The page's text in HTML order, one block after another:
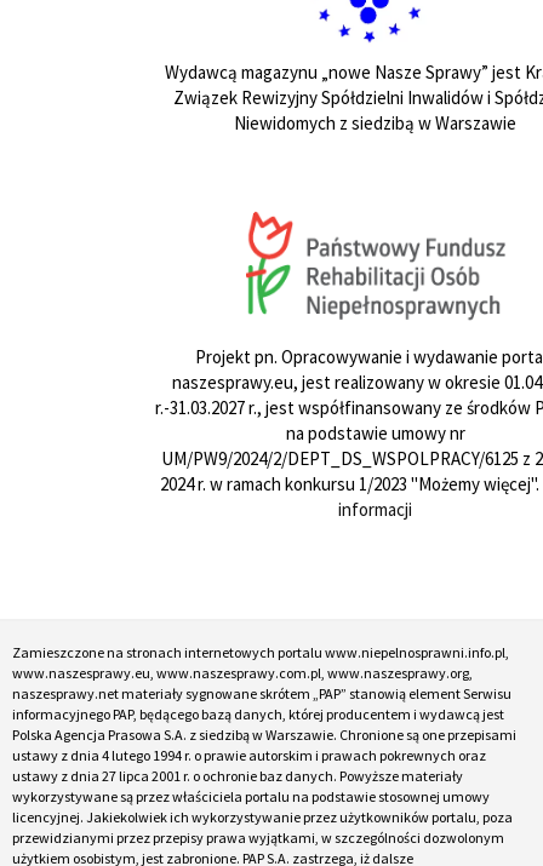
Wydawcą magazynu „nowe Nasze Sprawy” jest
Związek Rewizyjny Spółdzielni Inwalidów i
Niewidomych z siedzibą w Warszawie
Projekt pn. Opracowywanie i wydawanie
naszesprawy.eu, jest realizowany w okresie
r.-31.03.2027 r., jest współfinansowany ze środków
na podstawie umowy nr
UM/PW9/2024/2/DEPT_DS_WSPOLPRACY/6125 z
2024 r. w ramach konkursu 1/2023 "Możemy więcej".
informacji
Zamieszczone na stronach internetowych portalu www.niepelnosprawni.info.pl,
www.naszesprawy.eu, www.naszesprawy.com.pl, www.naszesprawy.org,
naszesprawy.net materiały sygnowane skrótem „PAP” stanowią element Serwisu
informacyjnego PAP, będącego bazą danych, której producentem i wydawcą jest
Polska Agencja Prasowa S.A. z siedzibą w Warszawie. Chronione są one przepisami
ustawy z dnia 4 lutego 1994 r. o prawie autorskim i prawach pokrewnych oraz
ustawy z dnia 27 lipca 2001 r. o ochronie baz danych. Powyższe materiały
wykorzystywane są przez właściciela portalu na podstawie stosownej umowy
licencyjnej. Jakiekolwiek ich wykorzystywanie przez użytkowników portalu, poza
przewidzianymi przez przepisy prawa wyjątkami, w szczególności dozwolonym
użytkiem osobistym, jest zabronione. PAP S.A. zastrzega, iż dalsze